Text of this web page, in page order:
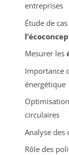
entreprises
Étude de
Mesurer les
Importance
énergétique
circulaires
Analyse des
Rôle des